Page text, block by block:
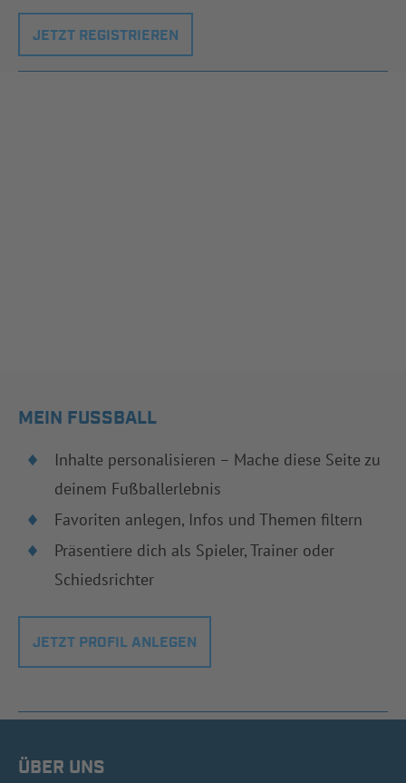
JETZT REGISTRIEREN
MEIN FUSSBALL
Inhalte personalisieren – Mache diese Seite zu
deinem Fußballerlebnis
Favoriten anlegen, Infos und Themen filtern
Präsentiere dich als Spieler, Trainer oder
Schiedsrichter
JETZT PROFIL ANLEGEN
ÜBER UNS